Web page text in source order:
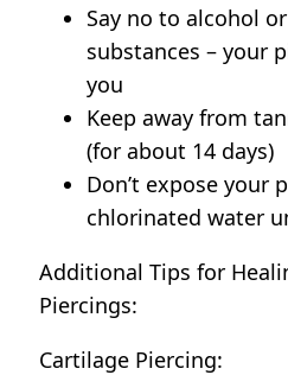
Say no to alcohol
substances – your
you
Keep away from
(for about 14 days)
Don’t expose your
chlorinated water
Additional Tips for
Piercings:
Cartilage Piercing: